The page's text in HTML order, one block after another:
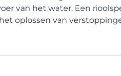
van het water. Een
oplossen van